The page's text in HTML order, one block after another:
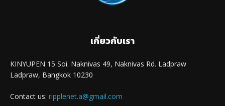
เกี่ยวกับเรา
KINYUPEN 15 Soi. Naknivas 49, Naknivas Rd. Ladpraw
Ladpraw, Bangkok 10230
Contact us: ripplenet.a@gmail.com